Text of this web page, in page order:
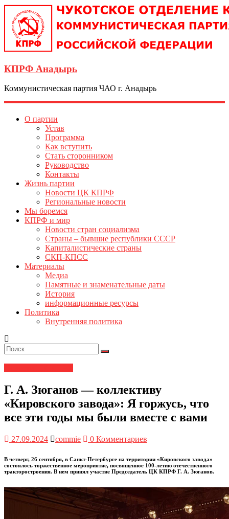
КПРФ Анадырь
Коммунистическая партия ЧАО г. Анадырь
О партии
Устав
Программа
Как вступить
Стать сторонником
Руководство
Контакты
Жизнь партии
Новости ЦК КПРФ
Региональные новости
Мы боремся
КПРФ и мир
Новости стран социализма
Страны – бывшие республики СССР
Капиталистические страны
СКП-КПСС
Материалы
Медиа
Памятные и знаменательные даты
История
информационные ресурсы
Политика
Внутренняя политика
Г. А. Зюганов — коллективу
«Кировского завода»: Я горжусь, что
все эти годы мы были вместе с вами
27.09.2024 commie 0 Комментариев
В четверг, 26 сентября, в Санкт-Петербурге на территории «Кировского завода»
состоялось торжественное мероприятие, посвященное 100-летию отечественного
тракторостроения. В нем принял участие Председатель ЦК КПРФ Г. А. Зюганов.